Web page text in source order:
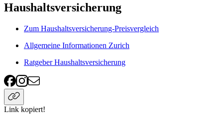
Haushaltsversicherung
Zum Haushaltsversicherung-Preisvergleich
Allgemeine Informationen Zurich
Ratgeber Haushaltsversicherung
Link kopiert!